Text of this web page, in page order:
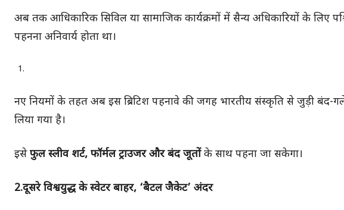
अब तक आधिकारिक सिविल या सामाजिक कार्यक्रमों में सैन्य अधिकारियों के
पहनना अनिवार्य होता था।
नए नियमों के तहत अब इस ब्रिटिश पहनावे की जगह भारतीय संस्कृति से जुड़ी बंद-गले
लिया गया है।
इसेफुल स्लीव शर्ट, फॉर्मल ट्राउजर और बंद जूतोंके साथ पहना जा सकेगा।
2.दूसरे विश्वयुद्ध के स्वेटर बाहर, ‘बैटल जैकेट’ अंदर